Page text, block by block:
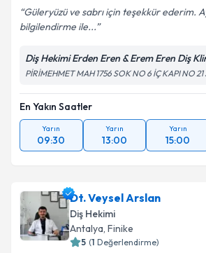
Güleryüzü ve sabrı için teşekkür ederim.
bilgilendirme ile...
Diş Hekimi Erden Eren & Erem Eren Diş
PİRİMEHMET MAH 1756 SOK NO 6 İÇ KAPI NO
En Yakın Saatler
Yarın
09:30
Yarın
13:00
Yarın
15:00
Dt. Veysel Arslan
Diş Hekimi
Antalya, Finike
5 (1 Değerlendirme)